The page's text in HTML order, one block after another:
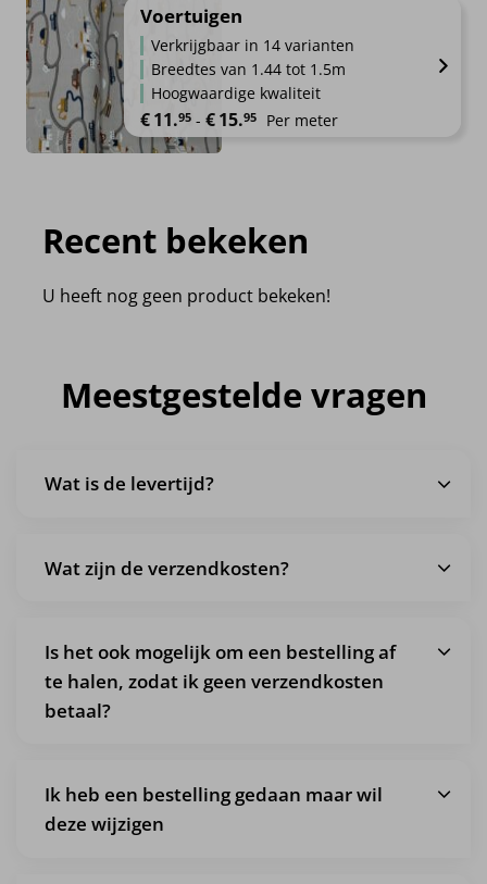
Voertuigen
Verkrijgbaar in 14 varianten
Breedtes van 1.44 tot 1.5m
Hoogwaardige kwaliteit
€11.95 - €15.95 Prijsklasse: €11.95 tot €15.95
Per meter
Recent bekeken
U heeft nog geen product bekeken!
Meestgestelde vragen
Wat is de levertijd?
Wat zijn de verzendkosten?
Is het ook mogelijk om een bestelling af
te halen, zodat ik geen verzendkosten
betaal?
Ik heb een bestelling gedaan maar wil
deze wijzigen